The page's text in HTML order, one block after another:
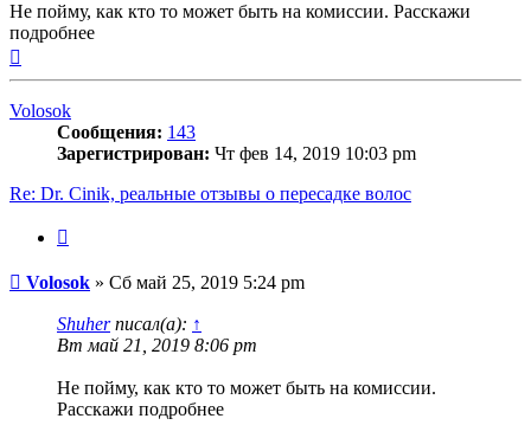
Не пойму, как кто то может быть на комиссии. Расскажи
подробнее
Volosok
Сообщения: 143
Зарегистрирован: Чт фев 14, 2019 10:03 pm
Re: Dr. Cinik, реальные отзывы о пересадке волос
Сообщение
Volosok » Сб май 25, 2019 5:24 pm
Shuherписал(а): ↑
Вт май 21, 2019 8:06 pm
Не пойму, как кто то может быть на комиссии.
Расскажи подробнее